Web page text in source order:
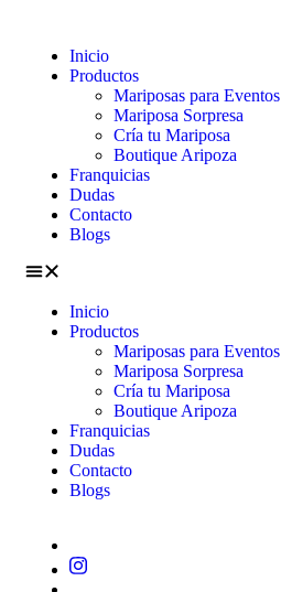
Inicio
Productos
Mariposas para Eventos
Mariposa Sorpresa
Cría tu Mariposa
Boutique Aripoza
Franquicias
Dudas
Contacto
Blogs
Inicio
Productos
Mariposas para Eventos
Mariposa Sorpresa
Cría tu Mariposa
Boutique Aripoza
Franquicias
Dudas
Contacto
Blogs